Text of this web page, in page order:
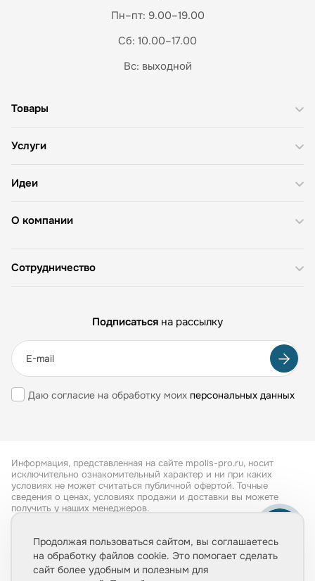
Пн–пт: 9.00–19.00
Сб: 10.00–17.00
Вс: выходной
О компании
Товары
Услуги
Идеи
Сотрудничество
Подписаться на рассылку
Даю согласие на обработку моих персональных данных
Информация, представленная на сайте mpolis-pro.ru, носит
исключительно ознакомительный характер и ни при каких
условиях не может считаться публичной офертой. Точные
сведения о ценах, условиях продажи и доставки вы можете
получить у наших менеджеров.
Обработка персональных данных
Продолжая пользоваться сайтом, вы соглашаетесь
на обработку файлов cookie. Это помогает сделать
сайт более удобным и полезным для